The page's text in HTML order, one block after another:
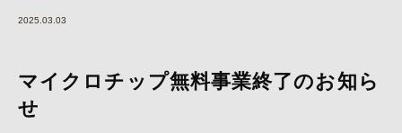
2025.03.03
マイクロチップ無料事業終了のお知ら
せ